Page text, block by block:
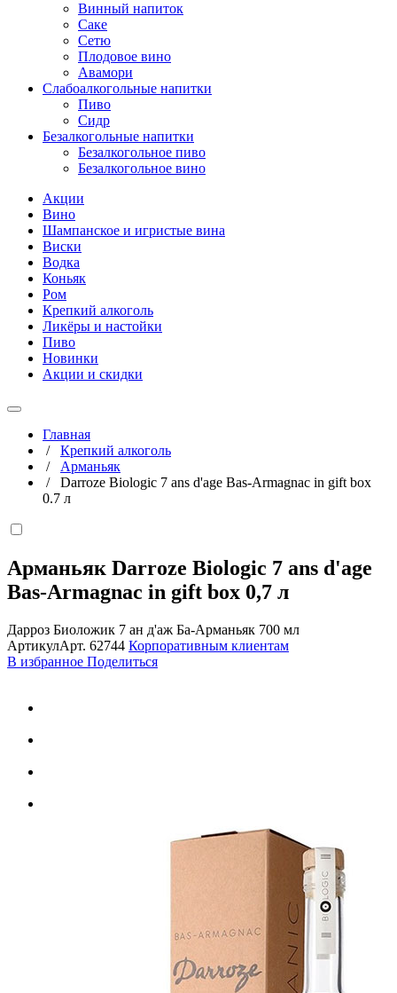
Винный напиток
Саке
Сетю
Плодовое вино
Авамори
Слабоалкогольные напитки
Пиво
Сидр
Безалкогольные напитки
Безалкогольное пиво
Безалкогольное вино
Акции
Вино
Шампанское и игристые вина
Виски
Водка
Коньяк
Ром
Крепкий алкоголь
Ликёры и настойки
Пиво
Новинки
Акции и скидки
Главная
/ Крепкий алкоголь
/ Арманьяк
/ Darroze Biologic 7 ans d'age Bas-Armagnac in gift box
0.7 л
Арманьяк Darroze Biologic 7 ans d'age
Bas-Armagnac in gift box 0,7 л
Дарроз Биоложик 7 ан д'аж Ба-Арманьяк 700 мл
АртикулАрт. 62744 Корпоративным клиентам
В избранное Поделиться